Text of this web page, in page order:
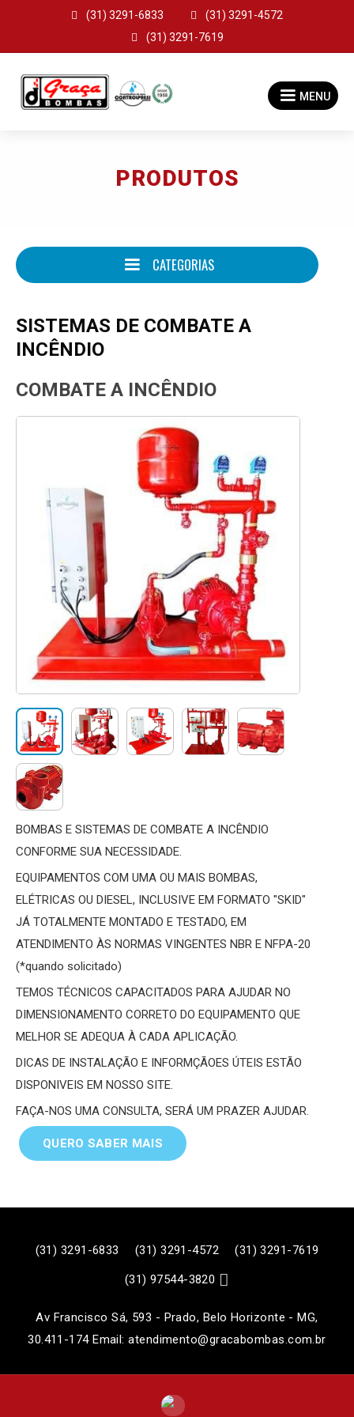
 (31) 3291-6833 
(31) 3291-4572

(31) 3291-7619
MENU
PRODUTOS
CATEGORIAS
SISTEMAS DE COMBATE A
INCÊNDIO
COMBATE A INCÊNDIO
BOMBAS E SISTEMAS DE COMBATE A INCÊNDIO
CONFORME SUA NECESSIDADE.
EQUIPAMENTOS COM UMA OU MAIS BOMBAS,
ELÉTRICAS OU DIESEL, INCLUSIVE EM FORMATO "SKID"
JÁ TOTALMENTE MONTADO E TESTADO, EM
ATENDIMENTO ÀS NORMAS VINGENTES NBR E NFPA-20
(*quando solicitado)
TEMOS TÉCNICOS CAPACITADOS PARA AJUDAR NO
DIMENSIONAMENTO CORRETO DO EQUIPAMENTO QUE
MELHOR SE ADEQUA À CADA APLICAÇÃO.
DICAS DE INSTALAÇÃO E INFORMÇÃOES ÚTEIS ESTÃO
DISPONIVEIS EM NOSSO SITE.
FAÇA-NOS UMA CONSULTA, SERÁ UM PRAZER AJUDAR.
QUERO SABER MAIS
(31) 3291-6833 (31) 3291-4572 (31) 3291-7619
(31) 97544-3820 
Av Francisco Sá, 593 - Prado, Belo Horizonte - MG,
30.411-174 Email: atendimento@gracabombas.com.br